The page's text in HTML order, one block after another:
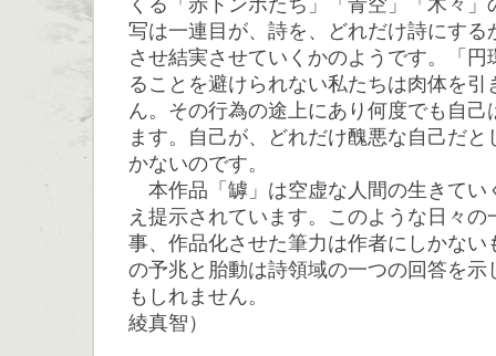
写は一連目が、詩を、どれだけ詩にする
させ結実させていくかのようです。「
ることを避けられない私たちは肉体を引
ん。その行為の途上にあり何度でも自
ます。自己が、どれだけ醜悪な自己だ
かないのです。
本作品「罅」は空虚な人間の生きてい
え提示されています。このような日々
事、作品化させた筆力は作者にしかない
の予兆と胎動は詩領域の一つの回答を示
もしれません
綾真智）